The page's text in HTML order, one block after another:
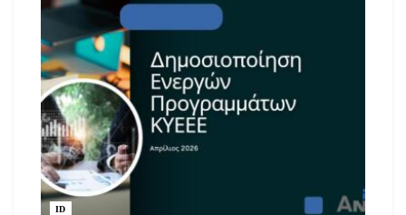
Νέοι που αρνούνται να γίνουν υγιείς ενήλικες, προτάσσοντας
την ενοχή -μήπως με την διεκδίκηση της ελευθερίας τους
βλάψουν τους «καλούς» τους γονείς- ως άλλοθι και
προκάλυμμα φόβου.
Επιλέγουν μια από τις δύο εκδοχές του δίπολου της
συναισθηματικής ανωριμότητας –την υποταγή ή την αναρχία-
διστάζοντας ψυχικά να αυτενεργήσουν μπρος τον κίνδυνο της
υπαρξιακής μοναξιάς.
ID